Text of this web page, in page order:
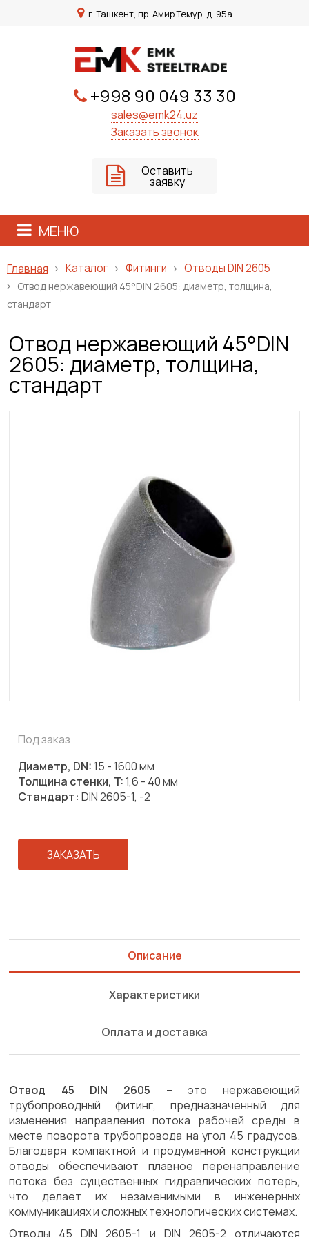
г. Ташкент, пр. Амир Темур, д. 95а
+998 90 049 33 30
sales@emk24.uz
Заказать звонок
Оставить
заявку
МЕНЮ
Главная Каталог Фитинги Отводы DIN 2605
Отвод нержавеющий 45°DIN 2605: диаметр, толщина,
стандарт
Отвод нержавеющий 45°DIN
2605: диаметр, толщина,
стандарт
Под заказ
Диаметр, DN:15 - 1600 мм
Толщина стенки, T:1,6 - 40 мм
Стандарт: DIN 2605-1, -2
ЗАКАЗАТЬ
Описание
Характеристики
Оплата и доставка
Отвод 45 DIN 2605 – это нержавеющий
трубопроводный фитинг, предназначенный для
изменения направления потока рабочей среды в
месте поворота трубопровода на угол 45 градусов.
Благодаря компактной и продуманной конструкции
отводы обеспечивают плавное перенаправление
потока без существенных гидравлических потерь,
что делает их незаменимыми в инженерных
коммуникациях и сложных технологических системах.
Отводы 45 DIN 2605-1 и DIN 2605-2 отличаются